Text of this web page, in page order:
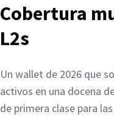
Cobertura
L2s
Un wallet de 2026 que
activos en una docena
de primera clase para